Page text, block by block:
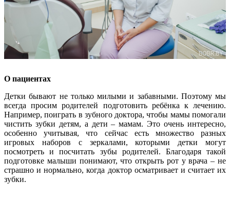
О пациентах
Детки бывают не только милыми и забавными. Поэтому мы
всегда просим родителей подготовить ребёнка к лечению.
Например, поиграть в зубного доктора, чтобы мамы помогали
чистить зубки детям, а дети – мамам. Это очень интересно,
особенно учитывая, что сейчас есть множество разных
игровых наборов с зеркалами, которыми детки могут
посмотреть и посчитать зубы родителей. Благодаря такой
подготовке малыши понимают, что открыть рот у врача – не
страшно и нормально, когда доктор осматривает и считает их
зубки.